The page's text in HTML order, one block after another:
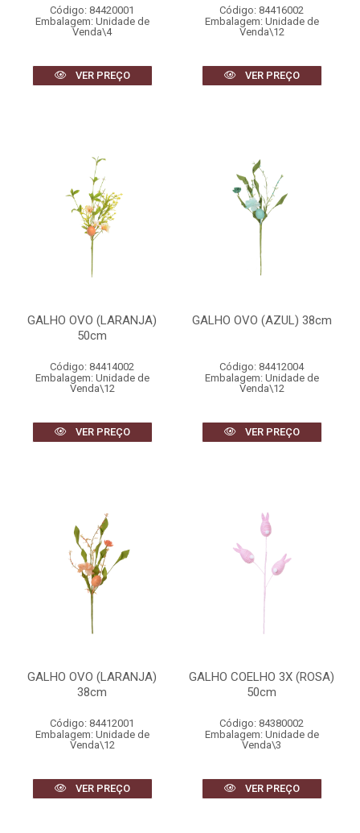
Código: 84420001
Embalagem: Unidade de
Venda\4
VER PREÇO
Código: 84416002
Embalagem: Unidade de
Venda\12
VER PREÇO
GALHO OVO (LARANJA)
50cm
Código: 84414002
Embalagem: Unidade de
Venda\12
VER PREÇO
GALHO OVO (AZUL) 38cm
Código: 84412004
Embalagem: Unidade de
Venda\12
VER PREÇO
GALHO OVO (LARANJA)
38cm
Código: 84412001
Embalagem: Unidade de
Venda\12
VER PREÇO
GALHO COELHO 3X (ROSA)
50cm
Código: 84380002
Embalagem: Unidade de
Venda\3
VER PREÇO